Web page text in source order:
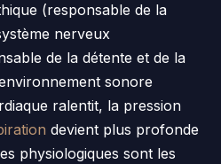
(responsable de la
nerveux
de la détente et de la
sonore
ralentit, la pression
devient plus profonde
physiologiques sont les